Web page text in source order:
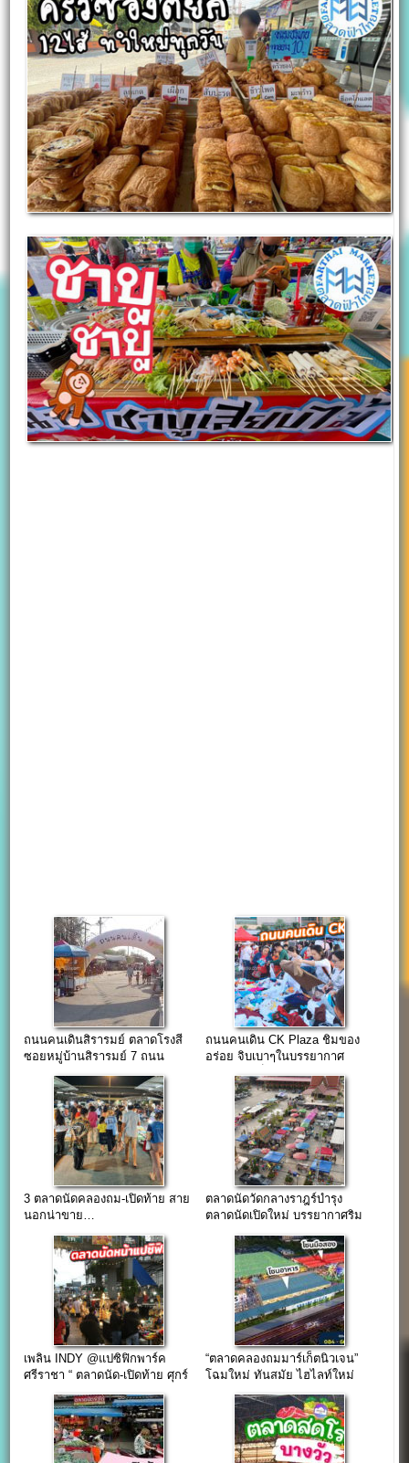
ถนนคนเดินสิรารมย์ ตลาดโรงสี
ซอยหมู่บ้านสิรารมย์ 7 ถนน
ถนนคนเดิน CK Plaza ชิมของ
อร่อย จิบเบาๆในบรรยากาศ
3 ตลาดนัดคลองถม-เปิดท้าย สาย
นอกน่าขาย…
ตลาดนัดวัดกลางราฎร์บำรุง
ตลาดนัดเปิดใหม่ บรรยากาศริม
เพลิน INDY @แปซิฟิกพาร์ค
ศรีราชา “ ตลาดนัด-เปิดท้าย ศุกร์
“ตลาดคลองถมมาร์เก็ตนิวเจน”
โฉมใหม่ ทันสมัย ไฮไลท์ใหม่
ของเมืองชลบรี (รับร้านค้า 5